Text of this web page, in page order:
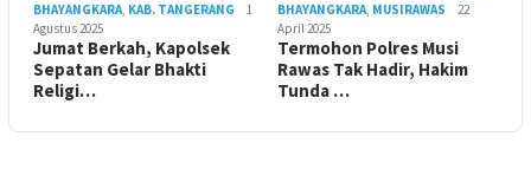
BHAYANGKARA, KAB. TANGERANG
1
Agustus 2025
Jumat Berkah, Kapolsek
Sepatan Gelar Bhakti
Religi…
BHAYANGKARA, MUSIRAWAS
22
April 2025
Termohon Polres Musi
Rawas Tak Hadir, Hakim
Tunda …